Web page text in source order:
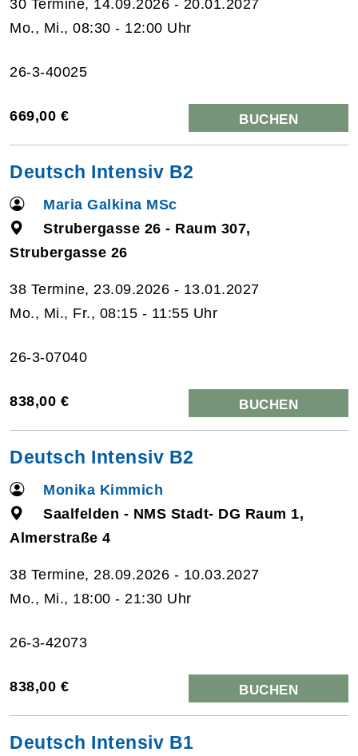
30 Termine, 14.09.2026 - 20.01.2027
Mo., Mi., 08:30 - 12:00 Uhr
26-3-40025
669,00 € BUCHEN
Deutsch Intensiv B2
Maria Galkina MSc
Strubergasse 26 - Raum 307,
Strubergasse 26
38 Termine, 23.09.2026 - 13.01.2027
Mo., Mi., Fr., 08:15 - 11:55 Uhr
26-3-07040
838,00 € BUCHEN
Deutsch Intensiv B2
Monika Kimmich
Saalfelden - NMS Stadt- DG Raum 1,
Almerstraße 4
38 Termine, 28.09.2026 - 10.03.2027
Mo., Mi., 18:00 - 21:30 Uhr
26-3-42073
838,00 € BUCHEN
Deutsch Intensiv B1